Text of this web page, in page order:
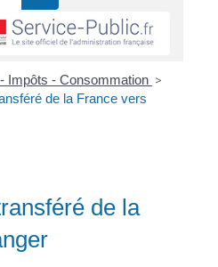
Impôts - Consommation >
de la France vers
de la